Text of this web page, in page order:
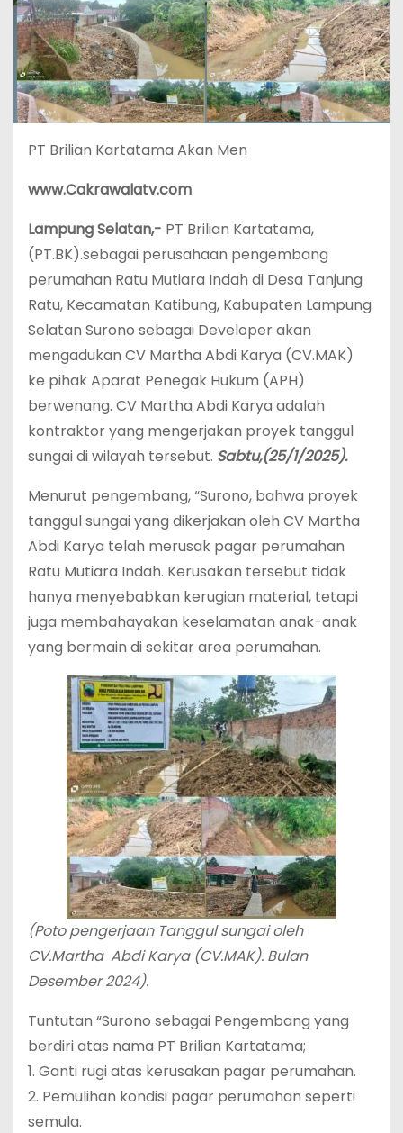
PT Brilian Kartatama Akan Men
www.Cakrawalatv.com
Lampung Selatan,- PT Brilian Kartatama,
(PT.BK).sebagai perusahaan pengembang
perumahan Ratu Mutiara Indah di Desa Tanjung
Ratu, Kecamatan Katibung, Kabupaten Lampung
Selatan Surono sebagai Developer akan
mengadukan CV Martha Abdi Karya (CV.MAK)
ke pihak Aparat Penegak Hukum (APH)
berwenang. CV Martha Abdi Karya adalah
kontraktor yang mengerjakan proyek tanggul
sungai di wilayah tersebut. Sabtu,(25/1/2025).
Menurut pengembang, “Surono, bahwa proyek
tanggul sungai yang dikerjakan oleh CV Martha
Abdi Karya telah merusak pagar perumahan
Ratu Mutiara Indah. Kerusakan tersebut tidak
hanya menyebabkan kerugian material, tetapi
juga membahayakan keselamatan anak-anak
yang bermain di sekitar area perumahan.
(Poto pengerjaan Tanggul sungai oleh
CV.Martha Abdi Karya (CV.MAK). Bulan
Desember 2024).
Tuntutan “Surono sebagai Pengembang yang
berdiri atas nama PT Brilian Kartatama;
1. Ganti rugi atas kerusakan pagar perumahan.
2. Pemulihan kondisi pagar perumahan seperti
semula.